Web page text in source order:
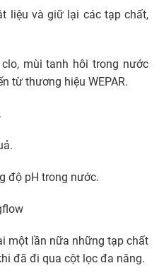
liệu và giữ lại các tạp chất,
mùi tanh hôi trong nước
từ thương hiệu WEPAR.
độ pH trong nước.
một lần nữa những tạp chất
đã đi qua cột lọc đa năng.